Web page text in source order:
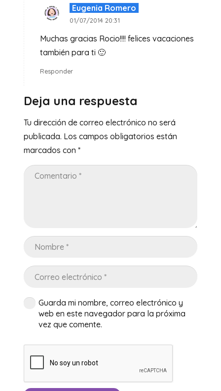
Eugenia Romero
01/07/2014 20:31
Muchas gracias Rocio!!!! felices vacaciones
también para ti 🙂
Responder
Deja una respuesta
Tu dirección de correo electrónico no será
publicada. Los campos obligatorios están
marcados con *
Guarda mi nombre, correo electrónico y
web en este navegador para la próxima
vez que comente.